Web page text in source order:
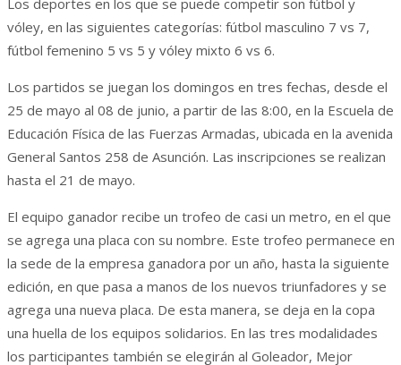
vóley, en las siguientes categorías: fútbol masculino 7 vs 7,
fútbol femenino 5 vs 5 y vóley mixto 6 vs 6.
Los partidos se juegan los domingos en tres fechas, desde el
25 de mayo al 08 de junio, a partir de las 8:00, en la Escuela de
Educación Física de las Fuerzas Armadas, ubicada en la avenida
General Santos 258 de Asunción. Las inscripciones se realizan
hasta el 21 de mayo.
El equipo ganador recibe un trofeo de casi un metro, en el que
se agrega una placa con su nombre. Este trofeo permanece en
la sede de la empresa ganadora por un año, hasta la siguiente
edición, en que pasa a manos de los nuevos triunfadores y se
agrega una nueva placa. De esta manera, se deja en la copa
una huella de los equipos solidarios. En las tres modalidades
los participantes también se elegirán al Goleador, Mejor